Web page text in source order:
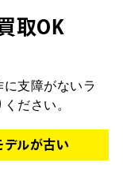
取OK
支障がないラ
ださい。
デルが古い